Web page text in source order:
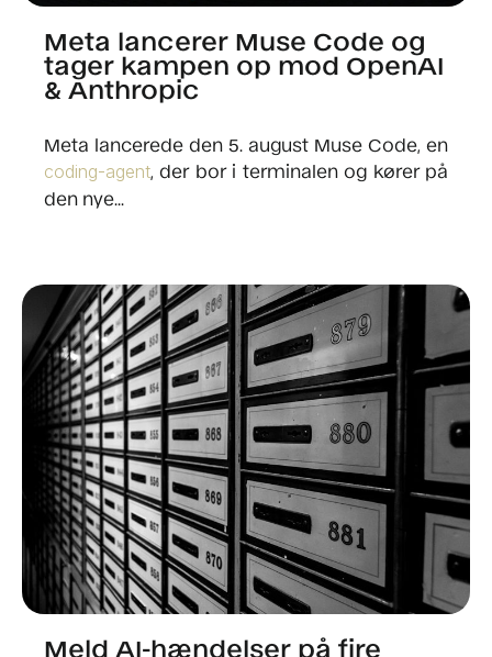
Meta lancerer Muse Code og
tager kampen op mod OpenAI
& Anthropic
Meta lancerede den 5. august Muse Code, en
coding-agent, der bor i terminalen og kører på
den nye...
Meld AI-hændelser på fire